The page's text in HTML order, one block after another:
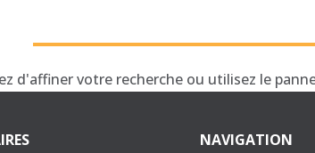
d'affiner votre recherche ou utilisez le
NAVIGATION